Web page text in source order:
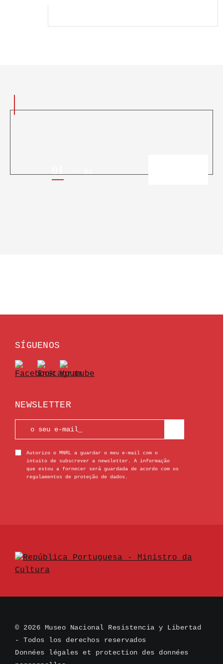
01 03
SÍGUENOS
NEWSLETTER
Autorizo o MNRL a guardar o meu e-mail com o
intuito de subscrever a newsletter. A informação
que estou a fornecer será guardada de acordo com os
regulamentos de proteção de dados.
© 2026 Museo Nacional Resistencia y Libertad
- Todos los derechos reservados
Données légales et protection des données